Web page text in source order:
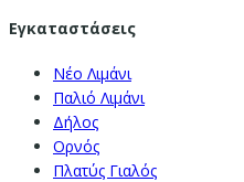
Εγκαταστάσεις
Νέο Λιμάνι
Παλιό Λιμάνι
Δήλος
Ορνός
Πλατύς Γιαλός